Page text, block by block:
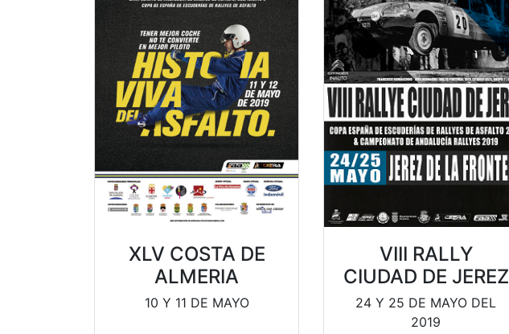
XLV COSTA DE
ALMERIA
10 Y 11 DE MAYO
VIII RALLY
CIUDAD DE JEREZ
24 Y 25 DE MAYO DEL
2019